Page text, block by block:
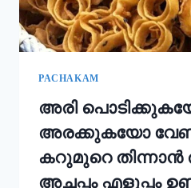
|
SUPER
DOSA
PACHAKAM
അരി
അരക്കുകയോ
കറുമുറെ
അച്ചപ്പം എളുപ്പം